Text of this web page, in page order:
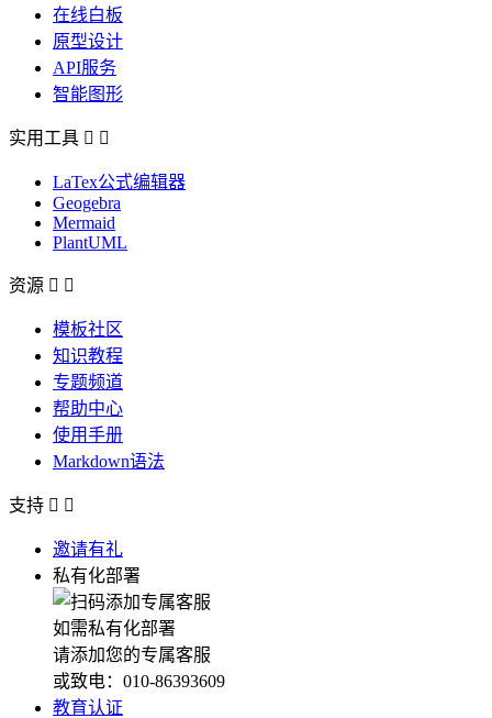
在线白板
原型设计
API服务
智能图形
实用工具  
LaTex公式编辑器
Geogebra
Mermaid
PlantUML
资源  
模板社区
知识教程
专题频道
帮助中心
使用手册
Markdown语法
支持  
邀请有礼
私有化部署
如需私有化部署
请添加您的专属客服
或致电：010-86393609
教育认证